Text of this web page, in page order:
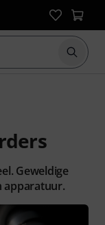
Zoek
Geweldige
apparatuur.